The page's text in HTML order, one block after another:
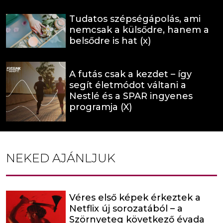
Tudatos szépségápolás, ami
nemcsak a külsődre, hanem a
belsődre is hat (x)
A futás csak a kezdet – így
segít életmódot váltani a
Nestlé és a SPAR ingyenes
programja (X)
NEKED AJÁNLJUK
Véres első képek érkeztek a
Netflix új sorozatából – a
Szörnyeteg következő évada